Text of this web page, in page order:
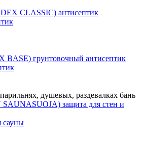
CLASSIC) антисептик
BASE) грунтовочный антисептик
душевых, раздевалках бань
SAUNASUOJA) защита для стен и
сауны